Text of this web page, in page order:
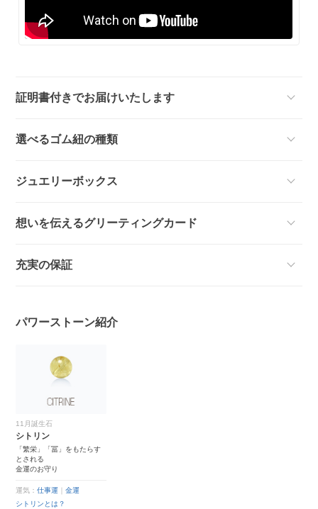
証明書付きでお届けいたします
選べるゴム紐の種類
ジュエリーボックス
想いを伝えるグリーティングカード
充実の保証
パワーストーン紹介
11月誕生石
シトリン
「繁栄」「冨」をもたらす
とされる
金運のお守り
運気：仕事運 ｜金運
シトリンとは？